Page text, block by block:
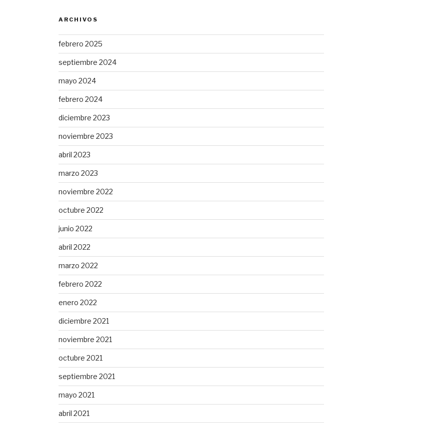
ARCHIVOS
febrero 2025
septiembre 2024
mayo 2024
febrero 2024
diciembre 2023
noviembre 2023
abril 2023
marzo 2023
noviembre 2022
octubre 2022
junio 2022
abril 2022
marzo 2022
febrero 2022
enero 2022
diciembre 2021
noviembre 2021
octubre 2021
septiembre 2021
mayo 2021
abril 2021